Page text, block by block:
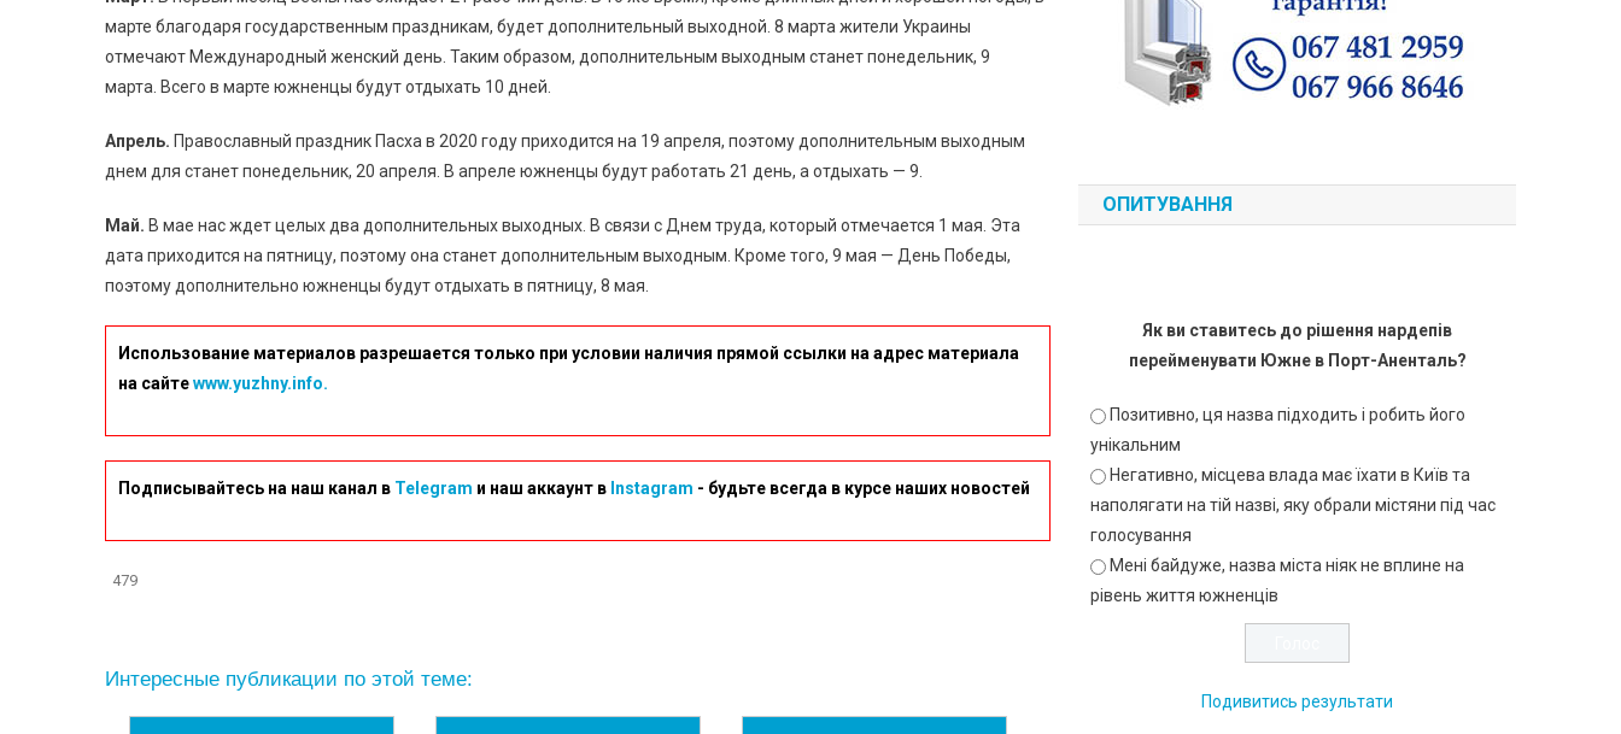
Заметку:
Весной
Дополнительных
Выходных
марте благодаря государственным праздникам, будет дополнительный выходной. 8 марта жители Украины
отмечают Международный женский день. Таким образом, дополнительным выходным станет понедельник, 9
марта. Всего в марте южненцы будут отдыхать 10 дней.
Апрель. Православный праздник Пасха в 2020 году приходится на 19 апреля, поэтому дополнительным выходным
днем для станет понедельник, 20 апреля. В апреле южненцы будут работать 21 день, а отдыхать — 9.
Май. В мае нас ждет целых два дополнительных выходных. В связи с Днем труда, который отмечается 1 мая. Эта
дата приходится на пятницу, поэтому она станет дополнительным выходным. Кроме того, 9 мая — День Победы,
поэтому дополнительно южненцы будут отдыхать в пятницу, 8 мая.
Использование материалов разрешается только при условии наличия прямой ссылки на адрес материала
на сайтеwww.yuzhny.info.
Подписывайтесь на наш канал в Telegram и наш аккаунт в Instagram - будьте всегда в курсе наших новостей
479
Интересные публикации по этой теме:
ОПИТУВАННЯ
Як ви ставитесь до рішення нардепів
перейменувати Южне в Порт-Аненталь?
Позитивно, ця назва підходить і робить його
унікальним
Негативно, місцева влада має їхати в Київ та
наполягати на тій назві, яку обрали містяни під час
голосування
Мені байдуже, назва міста ніяк не вплине на
рівень життя южненців
Подивитись результати